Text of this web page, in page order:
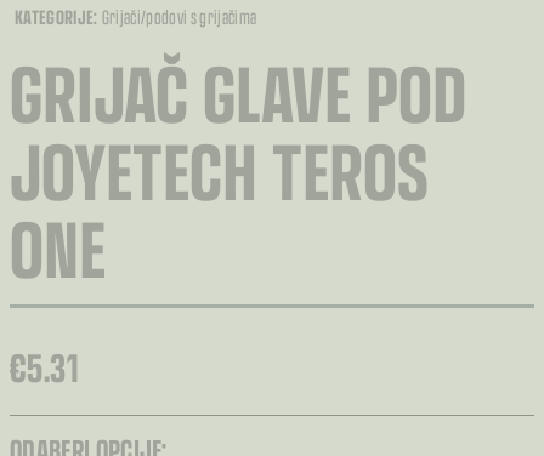
KATEGORIJE: Grijači/podovi s grijačima
GRIJAČ GLAVE POD
JOYETECH TEROS
ONE
€5.31